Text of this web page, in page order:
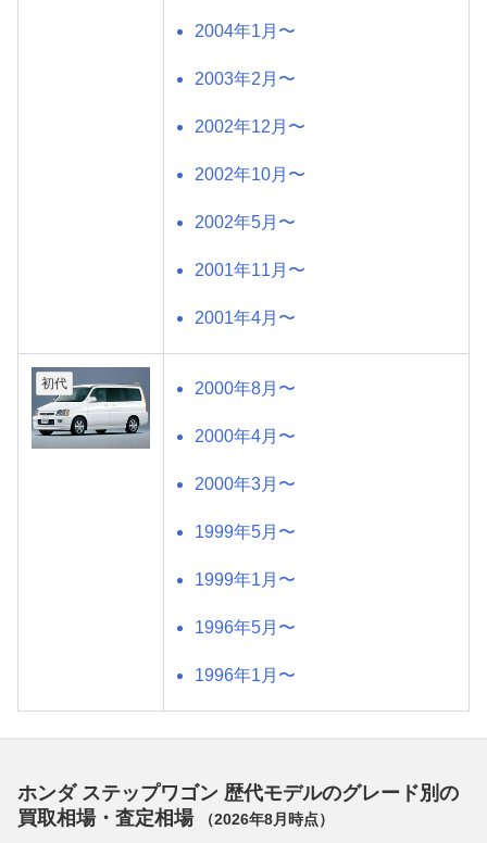
2004年1月〜
2003年2月〜
2002年12月〜
2002年10月〜
2002年5月〜
2001年11月〜
2001年4月〜
初代 2000年8月〜
2000年4月〜
2000年3月〜
1999年5月〜
1999年1月〜
1996年5月〜
1996年1月〜
ホンダ ステップワゴン 歴代モデルのグレード別の
買取相場・査定相場
（2026年8月 時点）